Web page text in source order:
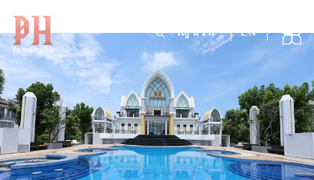
content
Search
for: EN
គម្រោង ដឹស្តាផ្លាទីនីម មឺហ្គឹរៀន ១